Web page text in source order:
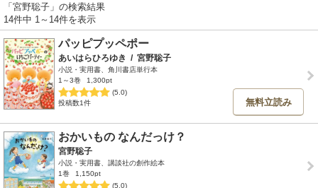
「宮野聡子」の検索結果
14件中 1～14件を表示
パッピプッペポー
あいはらひろゆき / 宮野聡子
小説・実用書、角川書店単行本
1～3巻
1,300pt
(5.0)
投稿数1件
無料立読み
おかいもの なんだっけ？
宮野聡子
小説・実用書、講談社の創作絵本
1巻
1,150pt
(5.0)